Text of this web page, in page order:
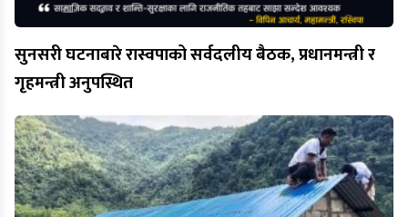
सुनसरी घटनाबारे रास्वपाको सर्वदलीय बैठक, प्रधानमन्त्री र
गृहमन्त्री अनुपस्थित